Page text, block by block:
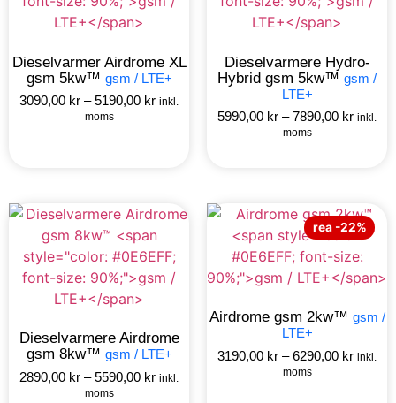
Dieselvarmer Airdrome XL
gsm 5kw™ gsm / LTE+
3090,00 kr –5190,00 kr inkl.
moms
Dieselvarmere Hydro-
Hybrid gsm 5kw™ gsm /
LTE+
5990,00 kr –7890,00 kr inkl.
moms
Dieselvarmere Airdrome
gsm 8kw™ gsm / LTE+
2890,00 kr –5590,00 kr inkl.
moms
rea -22%
Airdrome gsm 2kw™ gsm /
LTE+
3190,00 kr –6290,00 kr inkl.
moms